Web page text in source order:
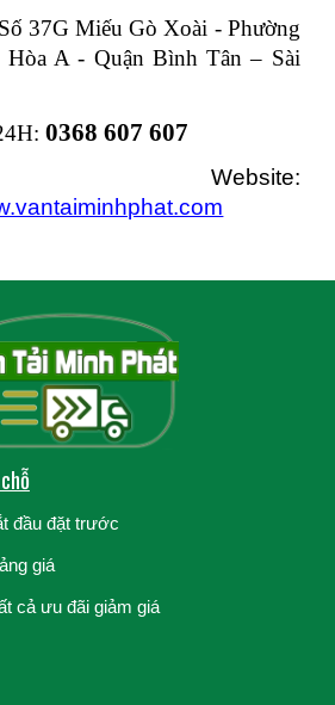
37G Miếu Gò Xoài - Phường
A - Quận Bình Tân – Sài
0368 607 607
Website:
đầu đặt trước
giá
cả ưu đãi giảm giá